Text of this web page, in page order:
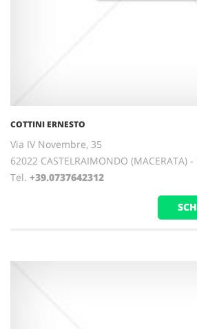
COTTINI ERNESTO
Via IV Novembre, 35
62022 CASTELRAIMONDO (MACERATA) -
Tel. +39.0737642312